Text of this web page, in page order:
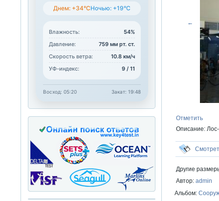
←
Отметить
Описание:
Другие
Автор:admin
Альбом:
Днем: +34°CНочью: +19°C
Влажность:
54%
Давление:
759 мм рт. ст.
Скорость ветра:
10.8 км/ч
УФ-индекс:
9 / 11
Восход: 05:20 Закат: 19:48